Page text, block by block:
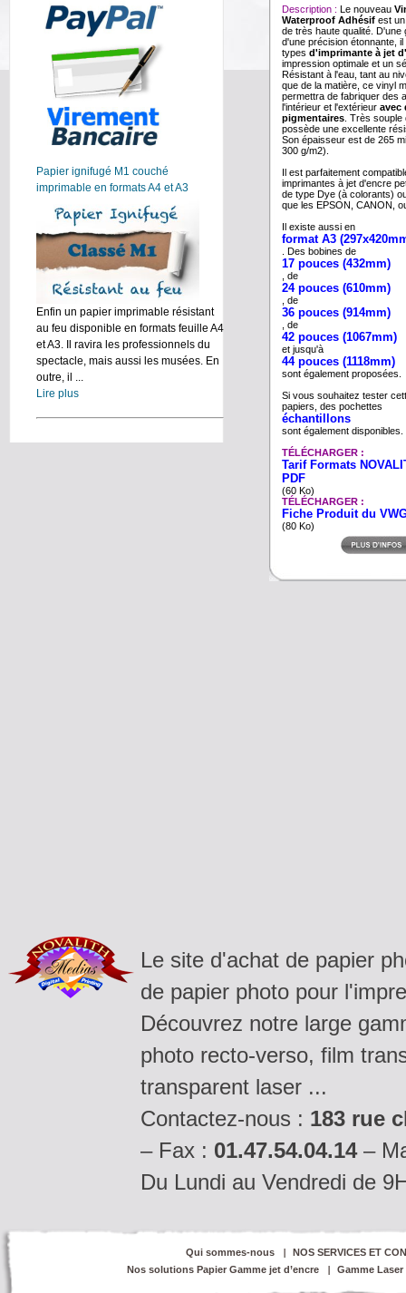
Papier ignifugé M1 couché
imprimable en formats A4 et A3
Enfin un papier imprimable résistant
au feu disponible en formats feuille A4
et A3. Il ravira les professionnels du
spectacle, mais aussi les musées. En
outre, il ...
Lire plus
Description : Le nouveau
Waterproof Adhésif est
de très haute qualité. D'une
d'une précision étonnante,
types d'imprimante à jet
impression optimale et un
Résistant à l'eau, tant au
que de la matière, ce vinyl
permettra de fabriquer des
l'intérieur et l'extérieur avec
pigmentaires . Très
possède une excellente
Son épaisseur est de 265
300 g/m2).
Il est parfaitement
imprimantes à jet d'encre
de type Dye (à colorants)
que les EPSON, CANON,
Il existe aussi en
format A3
. Des bobines de
17 pouces (432mm)
, de
24 pouces (610mm)
, de
36 pouces (914mm)
, de
42 pouces (1067mm)
et jusqu'à
44 pouces (1118mm)
sont également proposées.
Si vous souhaitez tester
papiers, des pochettes
échantillons
sont également disponibles.
TÉLÉCHARGER :
Tarif Formats
PDF
(60 Ko)
TÉLÉCHARGER :
Fiche Produit du
(80 Ko)
Le site d'achat de papier
de papier photo pour
Découvrez notre large
photo recto-verso, film
transparent laser ...
Contactez-nous : 183 rue
– Fax : 01.47.54.04.14–
Du Lundi au Vendredi de
Qui sommes-nous
NOS SERVICES ET
Nos solutions Papier Gamme jet d’encre
Gamme Laser